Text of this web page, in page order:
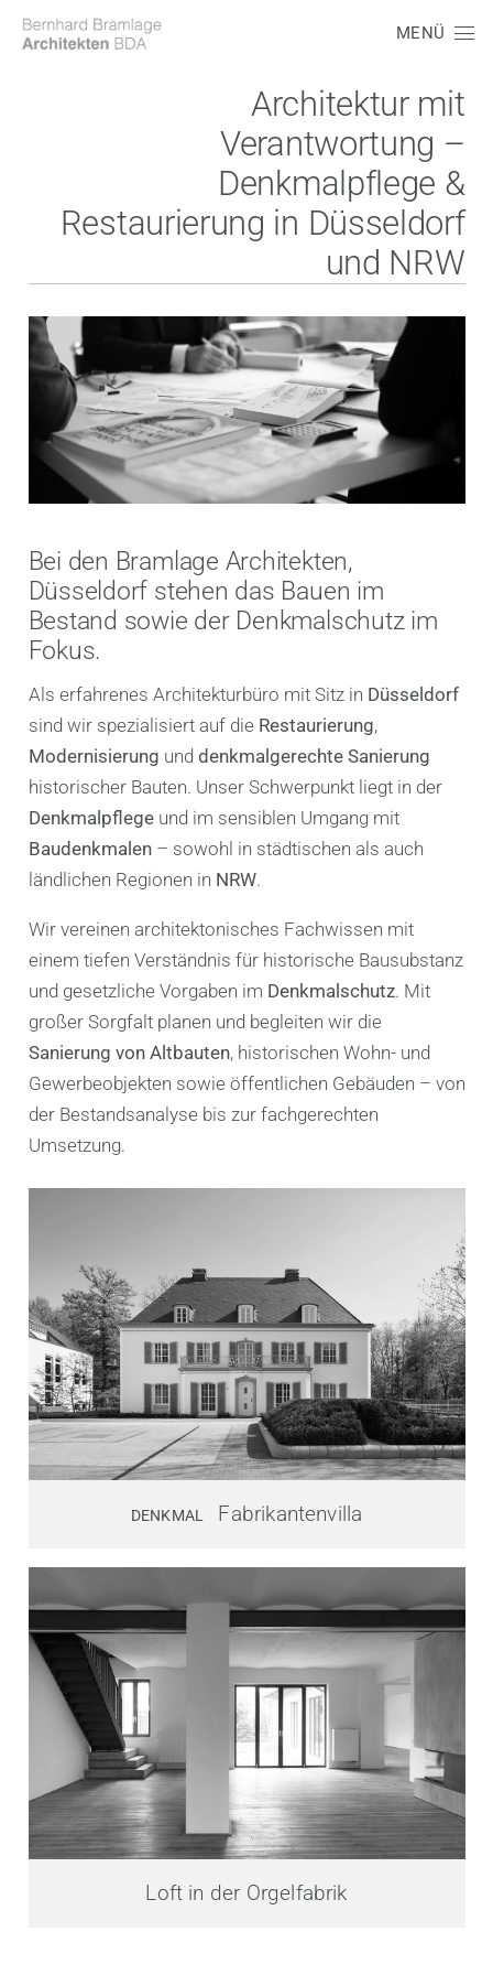
MENÜ
Architektur mit
Verantwortung –
Denkmalpflege &
Restaurierung in Düsseldorf
und NRW
Bei den Bramlage Architekten,
Düsseldorf stehen das Bauen im
Bestand sowie der Denkmalschutz im
Fokus.
Als erfahrenes Architekturbüro mit Sitz in Düsseldorf
sind wir spezialisiert auf die Restaurierung,
Modernisierung und denkmalgerechte Sanierung
historischer Bauten. Unser Schwerpunkt liegt in der
Denkmalpflegeund im sensiblen Umgang mit
Baudenkmalen– sowohl in städtischen als auch
ländlichen Regionen in NRW.
Wir vereinen architektonisches Fachwissen mit
einem tiefen Verständnis für historische Bausubstanz
und gesetzliche Vorgaben im Denkmalschutz. Mit
großer Sorgfalt planen und begleiten wir die
Sanierung von Altbauten, historischen Wohn- und
Gewerbeobjekten sowie öffentlichen Gebäuden – von
der Bestandsanalyse bis zur fachgerechten
Umsetzung.
DENKMAL Fabrikantenvilla
Loft in der Orgelfabrik